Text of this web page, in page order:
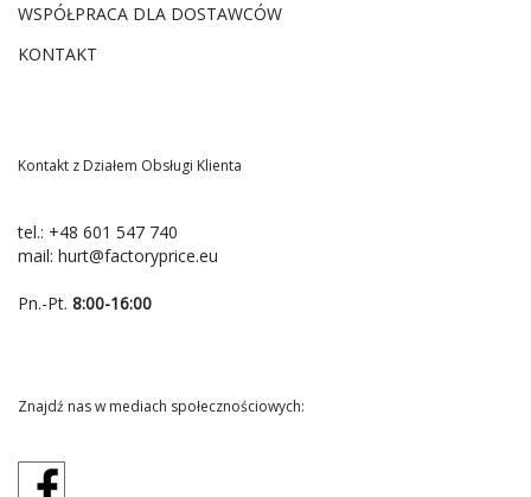
WSPÓŁPRACA DLA DOSTAWCÓW
KONTAKT
Kontakt z Działem Obsługi Klienta
tel.: +48 601 547 740
mail: hurt@factoryprice.eu
Pn.-Pt. 8:00-16:00
Znajdź nas w mediach społecznościowych: